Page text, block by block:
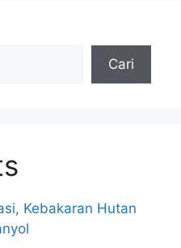
Cari
Kebakaran Hutan